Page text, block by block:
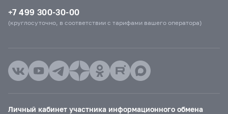
+7 499 300-30-00
(круглосуточно, в соответствии с тарифами вашего оператора)
Личный кабинет участника информационного обмена